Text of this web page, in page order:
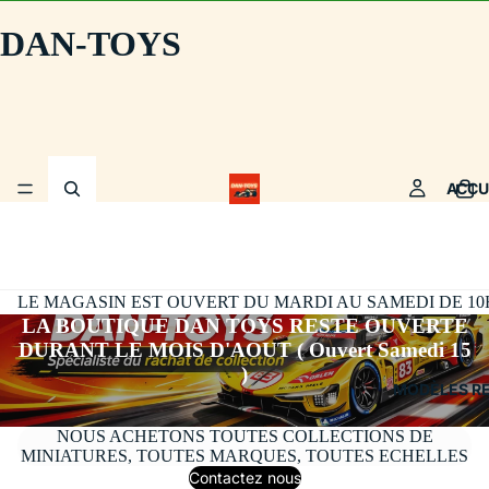
DAN-TOYS
MODÈLES
LE MAGASIN EST OUVERT DU MARDI AU SAMEDI DE
LA BOUTIQUE DAN TOYS RESTE OUVERTE
DURANT LE MOIS D'AOUT ( Ouvert Samedi 15
)
NOUS ACHETONS TOUTES COLLECTIONS DE
MINIATURES, TOUTES MARQUES, TOUTES ECHELLES
Contactez nous